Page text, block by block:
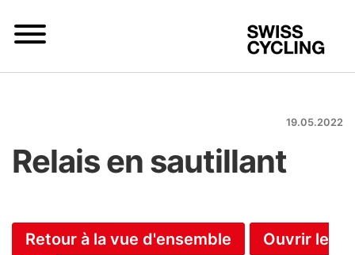
19.05.2022
Relais en sautillant
Retour à la vue d'ensemble
Ouvrir le